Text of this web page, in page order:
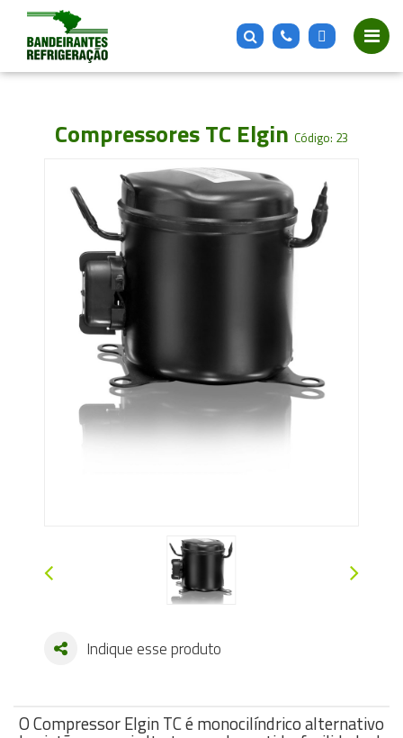
Compressores TC Elgin Código: 23
Indique esse produto
O Compressor Elgin TC é monocilíndrico alternativo